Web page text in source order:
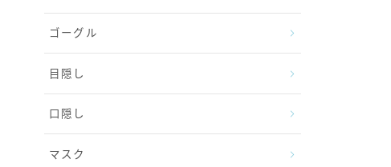
ゴーグル
目隠し
口隠し
マスク